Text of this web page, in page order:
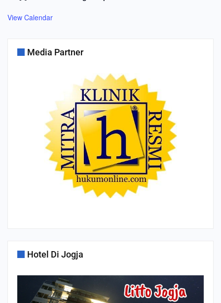
View Calendar
Media Partner
Hotel Di Jogja